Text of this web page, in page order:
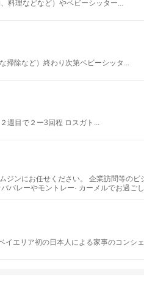
料理などなど）やベビーシッター...
掃除など）終わり次第ベビーシッタ...
週目で２ー3回程 ロスガト...
ンにお任せください。 企業訪問等のビ
バレーやモントレー· カーメルでお過ご
エリア初の日本人による家事のコンシェ